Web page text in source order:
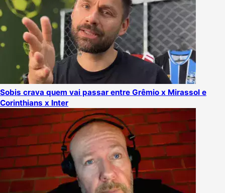
Sobis crava quem vai passar entre Grêmio x Mirassol e
Corinthians x Inter